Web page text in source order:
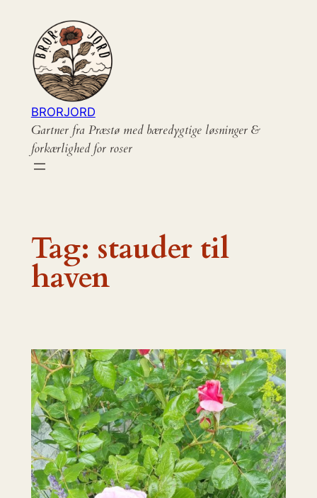
indhold
BRORJORD
Gartner fra Præstø med bæredygtige løsninger &
forkærlighed for roser
Tag: stauder til
haven